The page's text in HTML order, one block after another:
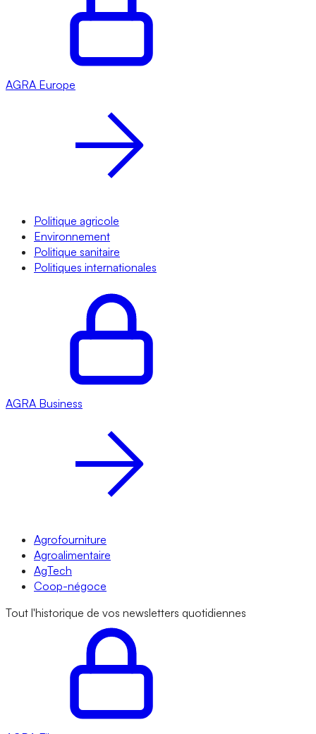
AGRA Europe
Politique agricole
Environnement
Politique sanitaire
Politiques internationales
AGRA Business
Agrofourniture
Agroalimentaire
AgTech
Coop-négoce
Tout l'historique de vos newsletters quotidiennes